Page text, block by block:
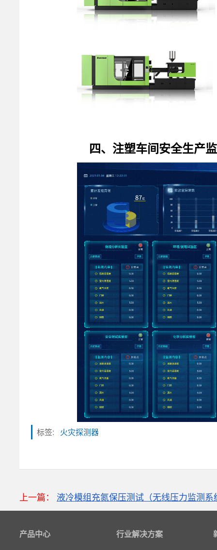
四、注塑车间安全生产
标签: 火灾探测器
上一篇： 液冷模组充氮保压测试（无线压力监测系
产品中心
粒子计数器
风速传感器
行业解决方案